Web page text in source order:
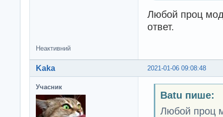
Любой проц
ответ.
Неактивний
2021-01-06 09:08:48
Kaka
Учасник
Batu пише:
Любой проц